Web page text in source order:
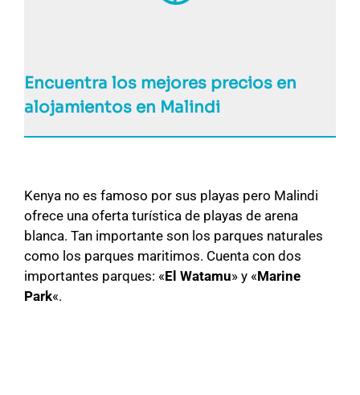
Encuentra los mejores precios en
alojamientos en Malindi
Kenya no es famoso por sus playas pero Malindi
ofrece una oferta turística de playas de arena
blanca. Tan importante son los parques naturales
como los parques maritimos. Cuenta con dos
importantes parques: «El Watamu» y «Marine
Park«.